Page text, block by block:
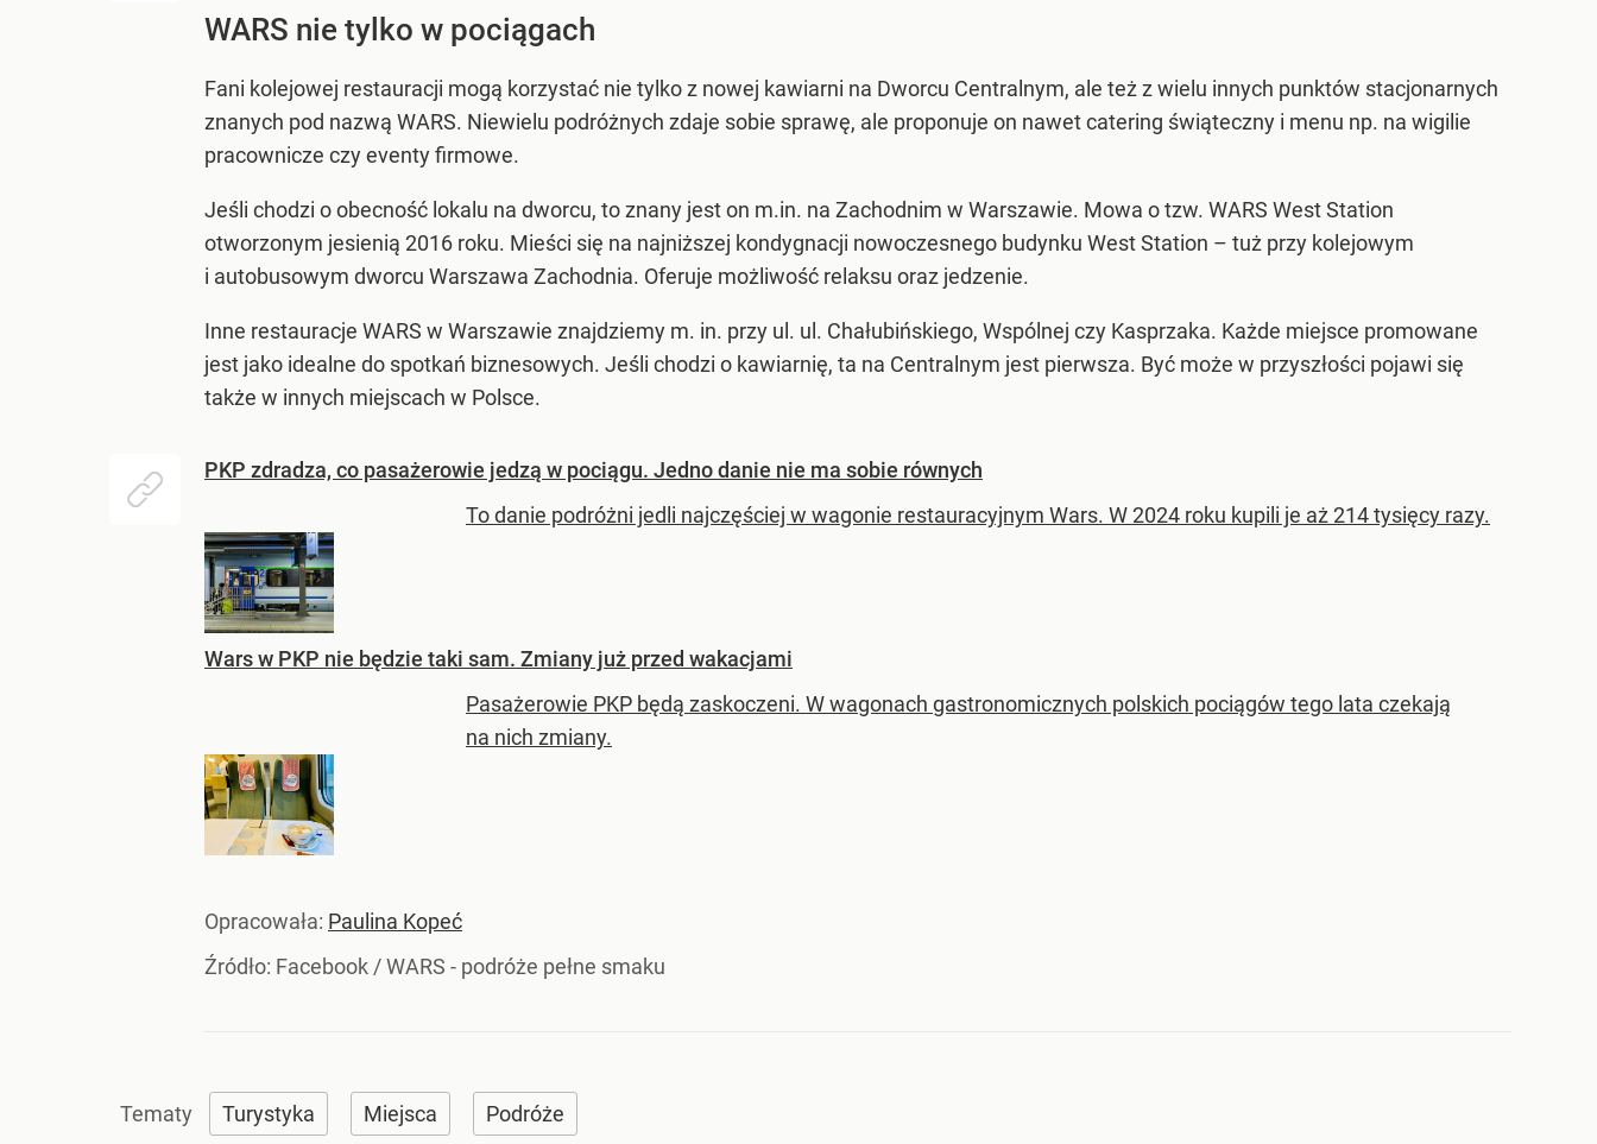
WARS nie tylko w pociągach
Fani kolejowej restauracji mogą korzystać nie tylko z nowej kawiarni na Dworcu Centralnym, ale też z wielu innych punktów stacjonarnych
znanych pod nazwą WARS. Niewielu podróżnych zdaje sobie sprawę, ale proponuje on nawet catering świąteczny i menu np. na wigilie
pracownicze czy eventy firmowe.
Jeśli chodzi o obecność lokalu na dworcu, to znany jest on m.in. na Zachodnim w Warszawie. Mowa o tzw. WARS West Station
otworzonym jesienią 2016 roku. Mieści się na najniższej kondygnacji nowoczesnego budynku West Station – tuż przy kolejowym
i autobusowym dworcu Warszawa Zachodnia. Oferuje możliwość relaksu oraz jedzenie.
Inne restauracje WARS w Warszawie znajdziemy m. in. przy ul. ul. Chałubińskiego, Wspólnej czy Kasprzaka. Każde miejsce promowane
jest jako idealne do spotkań biznesowych. Jeśli chodzi o kawiarnię, ta na Centralnym jest pierwsza. Być może w przyszłości pojawi się
także w innych miejscach w Polsce.
PKP zdradza, co pasażerowie jedzą w pociągu. Jedno danie nie ma sobie równych
To danie podróżni jedli najczęściej w wagonie restauracyjnym Wars. W 2024 roku kupili je aż 214 tysięcy razy.
Wars w PKP nie będzie taki sam. Zmiany już przed wakacjami
Pasażerowie PKP będą zaskoczeni. W wagonach gastronomicznych polskich pociągów tego lata czekają
na nich zmiany.
Opracowała: Paulina Kopeć
Źródło: Facebook /WARS - podróże pełne smaku
Turystyka Miejsca Podróże